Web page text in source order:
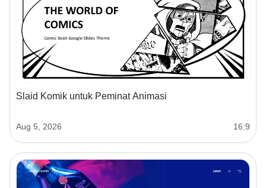
Slaid Komik untuk Peminat Animasi
Aug 5, 2026 16:9